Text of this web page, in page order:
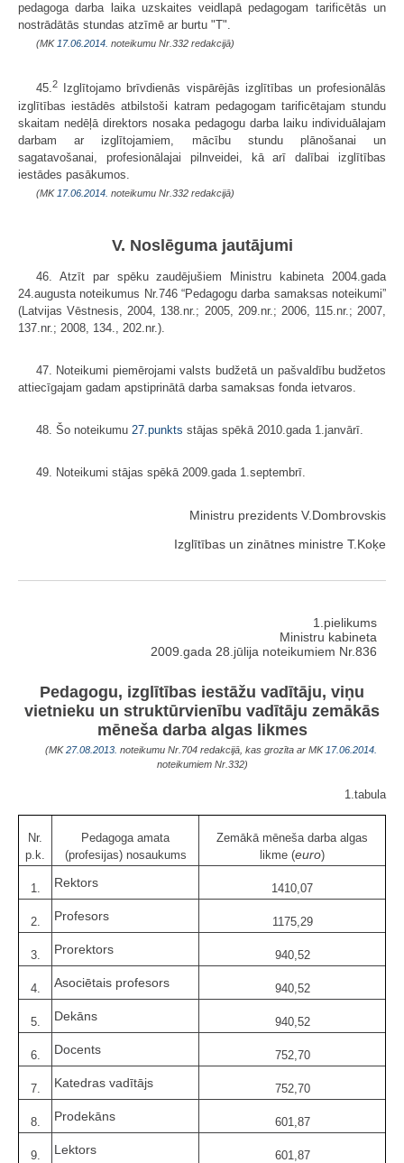
pedagoga darba laika uzskaites veidlapā pedagogam tarificētās un
nostrādātās stundas atzīmē ar burtu "T".
(MK 17.06.2014. noteikumu Nr.332 redakcijā)
45.2
Izglītojamo brīvdienās vispārējās izglītības un profesionālās
izglītības iestādēs atbilstoši katram pedagogam tarificētajam stundu
skaitam nedēļā direktors nosaka pedagogu darba laiku individuālajam
darbam ar izglītojamiem, mācību stundu plānošanai un
sagatavošanai, profesionālajai pilnveidei, kā arī dalībai izglītības
iestādes pasākumos.
(MK 17.06.2014. noteikumu Nr.332 redakcijā)
V. Noslēguma jautājumi
46. Atzīt par spēku zaudējušiem Ministru kabineta 2004.gada
24.augusta noteikumus Nr.746 “Pedagogu darba samaksas noteikumi”
(Latvijas Vēstnesis, 2004, 138.nr.; 2005, 209.nr.; 2006, 115.nr.; 2007,
137.nr.; 2008, 134., 202.nr.).
47. Noteikumi piemērojami valsts budžetā un pašvaldību budžetos
attiecīgajam gadam apstiprinātā darba samaksas fonda ietvaros.
48. Šo noteikumu 27.punkts stājas spēkā 2010.gada 1.janvārī.
49. Noteikumi stājas spēkā 2009.gada 1.septembrī.
Ministru prezidents V.Dombrovskis
Izglītības un zinātnes ministre T.Koķe
1.pielikums
Ministru kabineta
2009.gada 28.jūlija noteikumiem Nr.836
Pedagogu, izglītības iestāžu vadītāju, viņu
vietnieku un struktūrvienību vadītāju zemākās
mēneša darba algas likmes
(MK27.08.2013. noteikumu Nr.704 redakcijā, kas grozīta ar MK 17.06.2014.
noteikumiem Nr.332)
1.tabula
Nr.
p.k.
Pedagoga amata
(profesijas) nosaukums
Zemākā mēneša darba algas
likme (euro)
1. Rektors 1410,07
2. Profesors 1175,29
3. Prorektors 940,52
4. Asociētais profesors 940,52
5. Dekāns 940,52
6. Docents 752,70
7. Katedras vadītājs 752,70
8. Prodekāns 601,87
9. Lektors 601,87